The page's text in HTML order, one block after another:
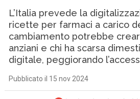
L’Italia prevede la
ricette per farmaci a carico
cambiamento potrebbe
anziani e chi ha scarsa
digitale, peggiorando
Pubblicato il 15 nov 2024